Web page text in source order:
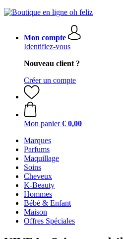
Mon compte
Identifiez-vous
Nouveau client ?
Créer un compte
Mon panier € 0,00
Marques
Parfums
Maquillage
Soins
Cheveux
K-Beauty
Hommes
Bébé & Enfant
Maison
Offres Spéciales